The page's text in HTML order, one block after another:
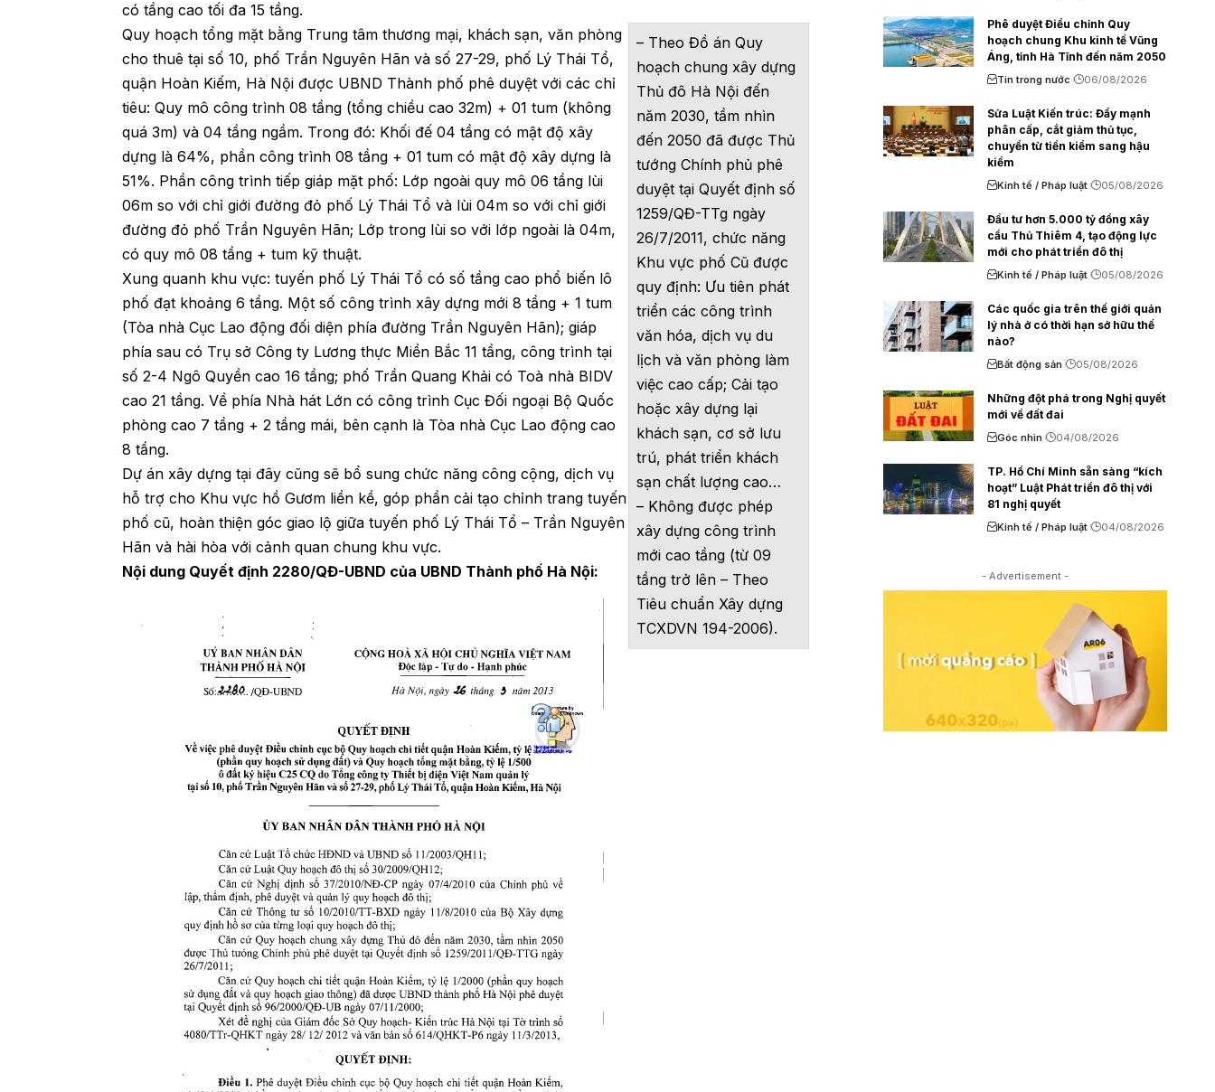
có tầng cao tối đa 15 tầng.
– Theo Đồ án Quy
hoạch chung xây dựng
Thủ đô Hà Nội đến
năm 2030, tầm nhìn
đến 2050 đã được Thủ
tướng Chính phủ phê
duyệt tại Quyết định số
1259/QĐ-TTg ngày
26/7/2011, chức năng
Khu vực phố Cũ được
quy định: Ưu tiên phát
triển các công trình
văn hóa, dịch vụ du
lịch và văn phòng làm
việc cao cấp; Cải tạo
hoặc xây dựng lại
khách sạn, cơ sở lưu
trú, phát triển khách
sạn chất lượng cao…
– Không được phép
xây dựng công trình
mới cao tầng (từ 09
tầng trở lên – Theo
Tiêu chuẩn Xây dựng
TCXDVN 194-2006).
Quy hoạch tổng mặt bằng Trung tâm thương mại, khách sạn, văn phòng
cho thuê tại số 10, phố Trần Nguyên Hãn và số 27-29, phố Lý Thái Tổ,
quận Hoàn Kiếm, Hà Nội được UBND Thành phố phê duyệt với các chỉ
tiêu: Quy mô công trình 08 tầng (tổng chiều cao 32m) + 01 tum (không
quá 3m) và 04 tầng ngầm. Trong đó: Khối đế 04 tầng có mật độ xây
dựng là 64%, phần công trình 08 tầng + 01 tum có mật độ xây dựng là
51%. Phần công trình tiếp giáp mặt phố: Lớp ngoài quy mô 06 tầng lùi
06m so với chỉ giới đường đỏ phố Lý Thái Tổ và lùi 04m so với chỉ giới
đường đỏ phố Trần Nguyên Hãn; Lớp trong lùi so với lớp ngoài là 04m,
có quy mô 08 tầng + tum kỹ thuật.
Xung quanh khu vực: tuyến phố Lý Thái Tổ có số tầng cao phổ biến lô
phố đạt khoảng 6 tầng. Một số công trình xây dựng mới 8 tầng + 1 tum
(Tòa nhà Cục Lao động đối diện phía đường Trần Nguyên Hãn); giáp
phía sau có Trụ sở Công ty Lương thực Miền Bắc 11 tầng, công trình tại
số 2-4 Ngô Quyền cao 16 tầng; phố Trần Quang Khải có Toà nhà BIDV
cao 21 tầng. Về phía Nhà hát Lớn có công trình Cục Đối ngoại Bộ Quốc
phòng cao 7 tầng + 2 tầng mái, bên cạnh là Tòa nhà Cục Lao động cao
8 tầng.
Dự án xây dựng tại đây cũng sẽ bổ sung chức năng công cộng, dịch vụ
hỗ trợ cho Khu vực hồ Gươm liền kề, góp phần cải tạo chỉnh trang tuyến
phố cũ, hoàn thiện góc giao lộ giữa tuyến phố Lý Thái Tổ – Trần Nguyên
Hãn và hài hòa với cảnh quan chung khu vực.
Nội dung Quyết định 2280/QĐ-UBND của UBND Thành phố Hà Nội:
Phê duyệt Điều chỉnh Quy
hoạch chung Khu kinh tế Vũng
Áng, tỉnh Hà Tĩnh đến năm 2050
Tin trong nước 06/08/2026
Sửa Luật Kiến trúc: Đẩy mạnh
phân cấp, cắt giảm thủ tục,
chuyển từ tiền kiểm sang hậu
kiểm
Kinh tế / Pháp luật 05/08/2026
Đầu tư hơn 5.000 tỷ đồng xây
cầu Thủ Thiêm 4, tạo động lực
mới cho phát triển đô thị
Kinh tế / Pháp luật 05/08/2026
Các quốc gia trên thế giới quản
lý nhà ở có thời hạn sở hữu thế
nào?
Bất động sản 05/08/2026
Những đột phá trong Nghị quyết
mới về đất đai
Góc nhìn 04/08/2026
TP. Hồ Chí Minh sẵn sàng “kích
hoạt” Luật Phát triển đô thị với
81 nghị quyết
Kinh tế / Pháp luật 04/08/2026
- Advertisement -